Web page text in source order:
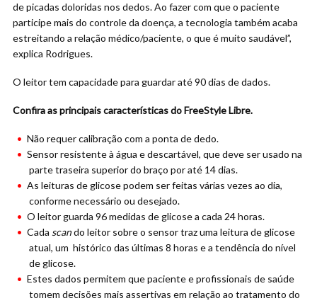
de picadas doloridas nos dedos. Ao fazer com que o paciente
participe mais do controle da doença, a tecnologia também acaba
estreitando a relação médico/paciente, o que é muito saudável”,
explica Rodrigues.
O leitor tem capacidade para guardar até 90 dias de dados.
Confira as principais características do FreeStyle Libre.
Não requer calibração com a ponta de dedo.
Sensor resistente à água e descartável, que deve ser usado na
parte traseira superior do braço por até 14 dias.
As leituras de glicose podem ser feitas várias vezes ao dia,
conforme necessário ou desejado.
O leitor guarda 96 medidas de glicose a cada 24 horas.
Cada scando leitor sobre o sensor traz uma leitura de glicose
atual, um histórico das últimas 8 horas e a tendência do nível
de glicose.
Estes dados permitem que paciente e profissionais de saúde
tomem decisões mais assertivas em relação ao tratamento do